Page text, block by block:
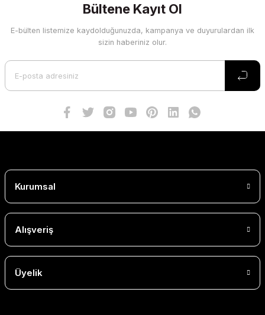
Bültene Kayıt Ol
E-bülten listemize kaydolduğunuzda, kampanya ve duyurulardan ilk
sizin haberiniz olur.
Kurumsal
Alışveriş
Üyelik